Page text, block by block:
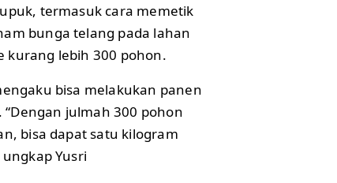
termasuk cara memetik
bunga telang pada lahan
kurang lebih 300 pohon.
bisa melakukan panen
julmah 300 pohon
bisa dapat satu kilogram
Yusri